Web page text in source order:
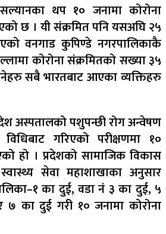
थप १० जनामा कोरोना
छ । यी संक्रमित पनि यसअघि २५
वनगाड कुपिण्डे नगरपालिकाकै
कोरोना संक्रमितको सख्या ३५
सबै भारतबाट आएका व्यक्तिहरु
अस्पतालको पशुपन्छी रोग अन्वेषण
गरिएको परीक्षणमा १०
हो । प्रदेशको सामाजिक विकास
सेवा महाशाखाका अनुसार
का दुई, वडा नं ३ का दुई, ५
का दुई गरी १० जनामा कोरोना